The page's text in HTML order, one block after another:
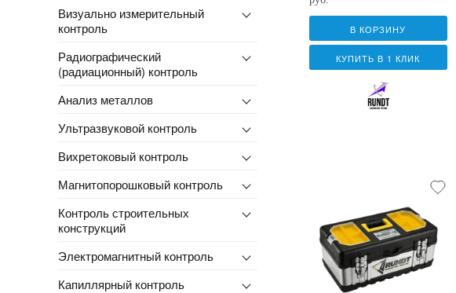
Визуально измерительный
контроль
Радиографический
(радиационный) контроль
Анализ металлов
Ультразвуковой контроль
Вихретоковый контроль
Магнитопорошковый контроль
Контроль строительных
конструкций
Электромагнитный контроль
Капиллярный контроль
В КОРЗИНУ
КУПИТЬ В 1 КЛИК